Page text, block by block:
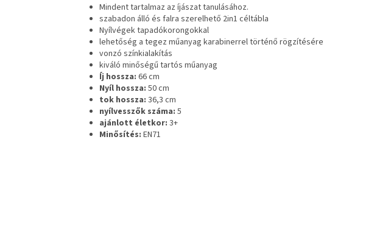
Mindent tartalmaz az íjászat tanulásához.
szabadon álló és falra szerelhető 2in1 céltábla
Nyílvégek tapadókorongokkal
lehetőség a tegez műanyag karabinerrel történő rögzítésére
vonzó színkialakítás
kiváló minőségű tartós műanyag
Íj hossza: 66 cm
Nyíl hossza: 50 cm
tok hossza: 36,3 cm
nyílvesszők száma: 5
ajánlott életkor: 3+
Minősítés: EN71